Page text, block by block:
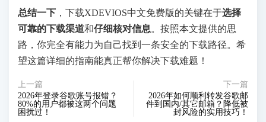
总结一下 ，下载XDEVIOS中文免费版的关键在于选择
可靠的下载渠道和仔细核对信息。按照本文提供的思
路，你完全有能力为自己找到一条安全的下载路径。希
望这篇详细的指南能真正帮你解决下载难题！
上一篇
2026年登录谷歌账号报错？
80%的用户都被这两个问题
困扰过！
下一篇
2026年如何顺利转发谷歌邮
件到国内/其它邮箱？降低被
封风险的实用技巧！